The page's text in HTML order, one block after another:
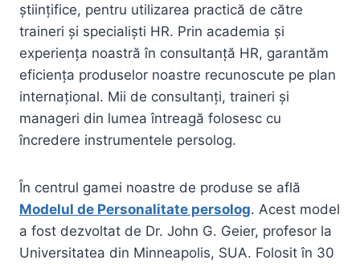
științifice, pentru utilizarea practică de către
traineri și specialiști HR. Prin academia și
experiența noastră în consultanță HR, garantăm
eficiența produselor noastre recunoscute pe plan
internațional. Mii de consultanți, traineri și
manageri din lumea întreagă folosesc cu
încredere instrumentele persolog.
În centrul gamei noastre de produse se află
Modelul de Personalitate persolog. Acest model
a fost dezvoltat de Dr. John G. Geier, profesor la
Universitatea din Minneapolis, SUA. Folosit în 30